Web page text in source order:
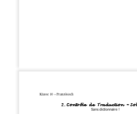
Klasse 10 ~ Französisch
2. Contrôle  de  Traduction  ~
Sans dictionnaire !